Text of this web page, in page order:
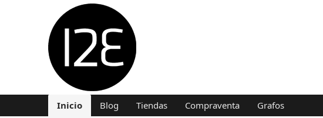
Inicio Blog Tiendas Compraventa Grafos